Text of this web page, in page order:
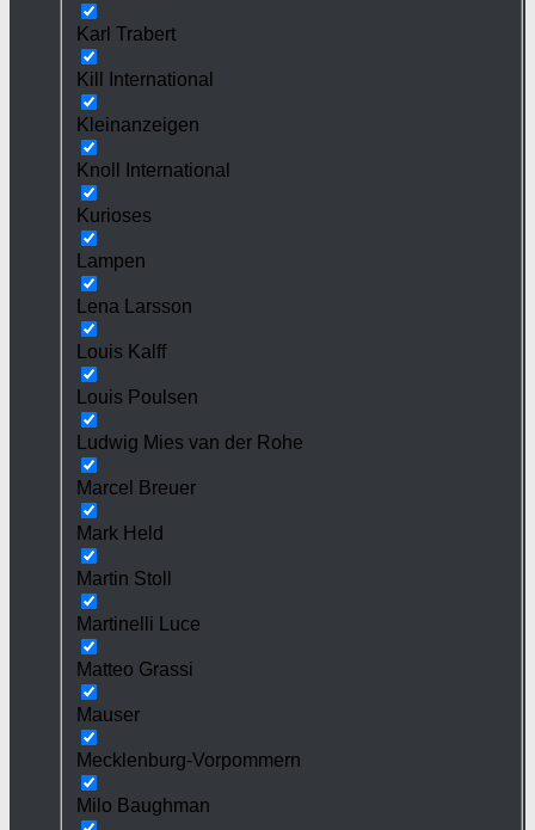
Karl Trabert
Kill International
Kleinanzeigen
Knoll International
Kurioses
Lampen
Lena Larsson
Louis Kalff
Louis Poulsen
Ludwig Mies van der Rohe
Marcel Breuer
Mark Held
Martin Stoll
Martinelli Luce
Matteo Grassi
Mauser
Mecklenburg-Vorpommern
Milo Baughman